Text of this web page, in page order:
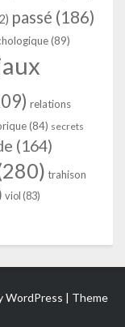
passé (186)
(89)
relations
(84) secrets
(164)
trahison
viol (83)
WordPress | Theme